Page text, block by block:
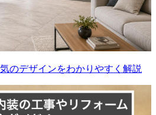
のデザインをわかりやすく解説